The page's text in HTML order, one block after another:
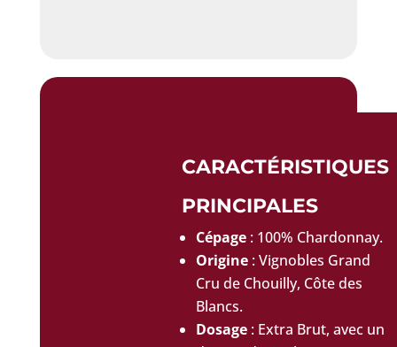
CARACTÉRISTIQUES
PRINCIPALES
Cépage: 100% Chardonnay.
Origine: Vignobles Grand
Cru de Chouilly, Côte des
Blancs.
Dosage: Extra Brut, avec un